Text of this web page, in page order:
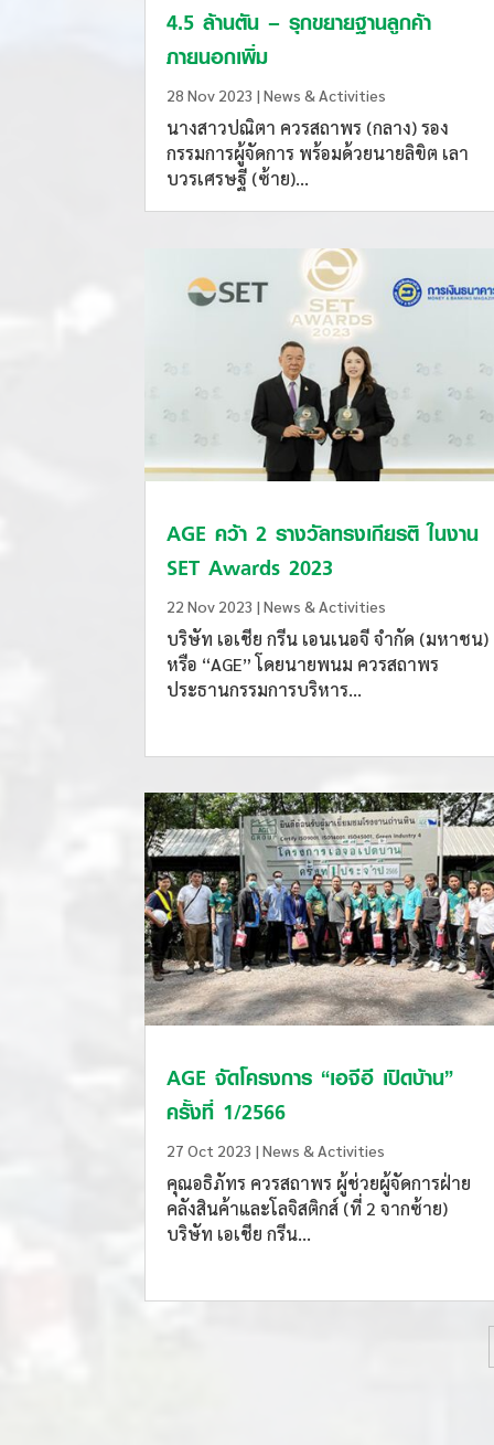
4.5 ล้านตัน – รุกขยายฐานลูกค้า
ภายนอกเพิ่ม
28 Nov 2023 | News & Activities
นางสาวปณิตา ควรสถาพร (กลาง) รอง
กรรมการผู้จัดการ พร้อมด้วยนายลิขิต เลา
บวรเศรษฐี (ซ้าย)...
AGE คว้า 2 รางวัลทรงเกียรติ ในงาน
SET Awards 2023
22 Nov 2023 | News & Activities
บริษัท เอเชีย กรีน เอนเนอจี จำกัด (มหาชน)
หรือ “AGE” โดยนายพนม ควรสถาพร
ประธานกรรมการบริหาร...
AGE จัดโครงการ “เอจีอี เปิดบ้าน”
ครั้งที่ 1/2566
27 Oct 2023 | News & Activities
คุณอธิภัทร ควรสถาพร ผู้ช่วยผู้จัดการฝ่าย
คลังสินค้าและโลจิสติกส์ (ที่ 2 จากซ้าย)
บริษัท เอเชีย กรีน...